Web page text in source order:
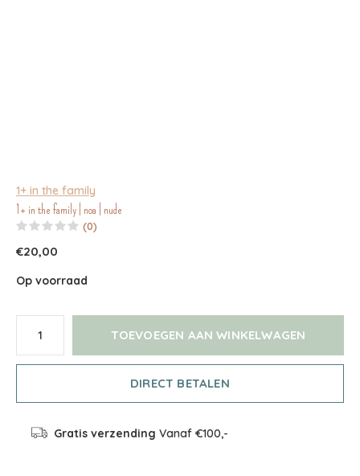
1+ in the family
1+ in the family | noa | nude
(0)
€20,00
Op voorraad
TOEVOEGEN AAN WINKELWAGEN
DIRECT BETALEN
Gratis verzending Vanaf €100,-